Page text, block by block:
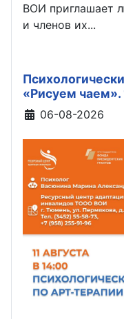
ВОИ приглашает
и членов их...
«Рисуем чаем».
Информация о
06-08-2026